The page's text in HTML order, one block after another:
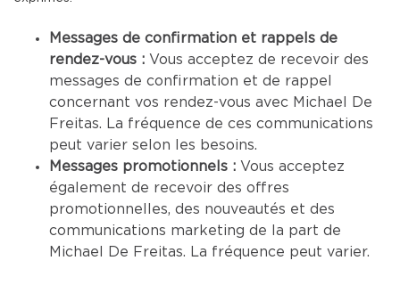
Messages de confirmation et rappels de
rendez-vous : Vous acceptez de recevoir des
messages de confirmation et de rappel
concernant vos rendez-vous avec Michael De
Freitas. La fréquence de ces communications
peut varier selon les besoins.
Messages promotionnels : Vous acceptez
également de recevoir des offres
promotionnelles, des nouveautés et des
communications marketing de la part de
Michael De Freitas. La fréquence peut varier.